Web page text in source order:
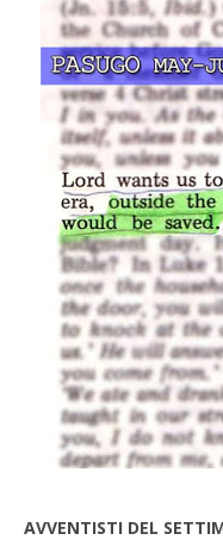
AVVENTISTI DEL